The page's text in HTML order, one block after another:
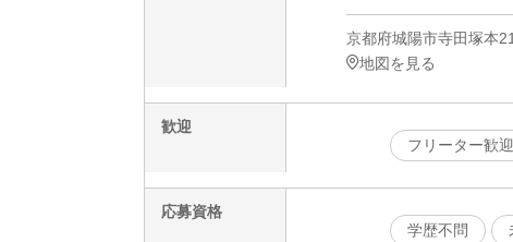
京都府城陽市寺田塚本
地図を見る
歓迎
フリーター歓迎
応募資格
学歴不問